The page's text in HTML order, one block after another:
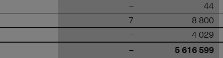
– 44
7 8 800
– 4 029
– 5 616 599